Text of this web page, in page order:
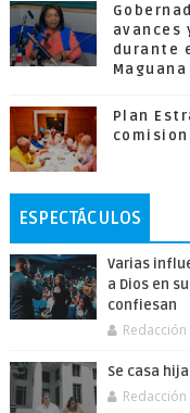
avances
durante
Plan
ESPECTÁCULOS
Varias
a Dios en
confiesan
Redacción
Se casa
Redacción